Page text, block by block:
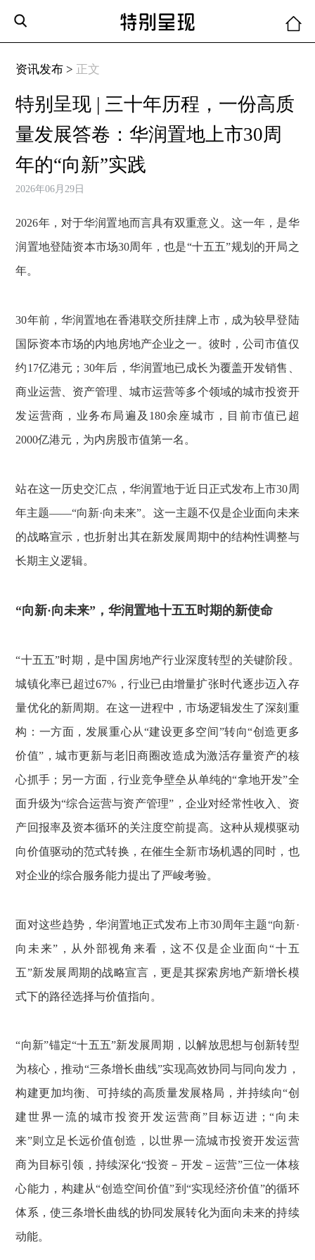
资讯发布 > 正文
特别呈现 | 三十年历程，一份高质
量发展答卷：华润置地上市30周
年的“向新”实践
2026年06月29日
2026年，对于华润置地而言具有双重意义。这一年，是华
润置地登陆资本市场30周年，也是“十五五”规划的开局之
年。
30年前，华润置地在香港联交所挂牌上市，成为较早登陆
国际资本市场的内地房地产企业之一。彼时，公司市值仅
约17亿港元；30年后，华润置地已成长为覆盖开发销售、
商业运营、资产管理、城市运营等多个领域的城市投资开
发运营商，业务布局遍及180余座城市，目前市值已超
2000亿港元，为内房股市值第一名。
站在这一历史交汇点，华润置地于近日正式发布上市30周
年主题——“向新·向未来”。这一主题不仅是企业面向未来
的战略宣示，也折射出其在新发展周期中的结构性调整与
长期主义逻辑。
“向新·向未来”，华润置地十五五时期的新使命
“十五五”时期，是中国房地产行业深度转型的关键阶段。
城镇化率已超过67%，行业已由增量扩张时代逐步迈入存
量优化的新周期。在这一进程中，市场逻辑发生了深刻重
构：一方面，发展重心从“建设更多空间”转向“创造更多
价值”，城市更新与老旧商圈改造成为激活存量资产的核
心抓手；另一方面，行业竞争壁垒从单纯的“拿地开发”全
面升级为“综合运营与资产管理”，企业对经常性收入、资
产回报率及资本循环的关注度空前提高。这种从规模驱动
向价值驱动的范式转换，在催生全新市场机遇的同时，也
对企业的综合服务能力提出了严峻考验。
面对这些趋势，华润置地正式发布上市30周年主题“向新·
向未来”，从外部视角来看，这不仅是企业面向“十五
五”新发展周期的战略宣言，更是其探索房地产新增长模
式下的路径选择与价值指向。
“向新”锚定“十五五”新发展周期，以解放思想与创新转型
为核心，推动“三条增长曲线”实现高效协同与同向发力，
构建更加均衡、可持续的高质量发展格局，并持续向“创
建世界一流的城市投资开发运营商”目标迈进；“向未
来”则立足长远价值创造，以世界一流城市投资开发运营
商为目标引领，持续深化“投资－开发－运营”三位一体核
心能力，构建从“创造空间价值”到“实现经济价值”的循环
体系，使三条增长曲线的协同发展转化为面向未来的持续
动能。